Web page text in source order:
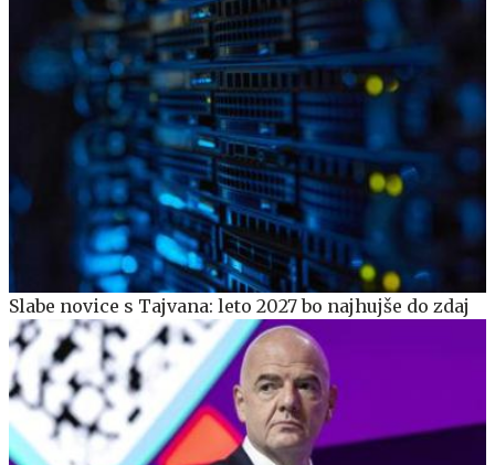
Slabe novice s Tajvana: leto 2027 bo najhujše do zdaj